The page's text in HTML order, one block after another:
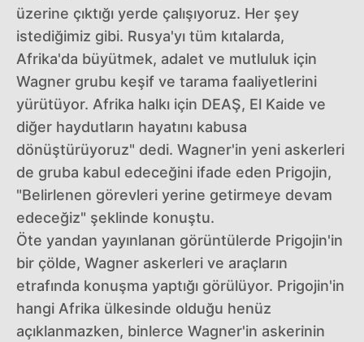
üzerine çıktığı yerde çalışıyoruz. Her şey
istediğimiz gibi. Rusya'yı tüm kıtalarda,
Afrika'da büyütmek, adalet ve mutluluk için
Wagner grubu keşif ve tarama faaliyetlerini
yürütüyor. Afrika halkı için DEAŞ, El Kaide ve
diğer haydutların hayatını kabusa
dönüştürüyoruz" dedi. Wagner'in yeni askerleri
de gruba kabul edeceğini ifade eden Prigojin,
"Belirlenen görevleri yerine getirmeye devam
edeceğiz" şeklinde konuştu.
Öte yandan yayınlanan görüntülerde Prigojin'in
bir çölde, Wagner askerleri ve araçların
etrafında konuşma yaptığı görülüyor. Prigojin'in
hangi Afrika ülkesinde olduğu henüz
açıklanmazken, binlerce Wagner'in askerinin